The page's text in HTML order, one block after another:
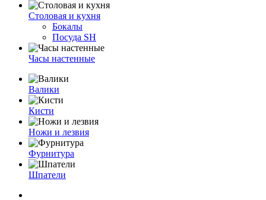
Столовая и кухня
Бокалы
Посуда SH
Часы настенные
Валики
Кисти
Ножи и лезвия
Фурнитура
Шпатели